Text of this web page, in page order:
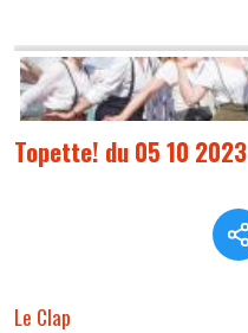
Topette! du 05 10 2023
Le Clap